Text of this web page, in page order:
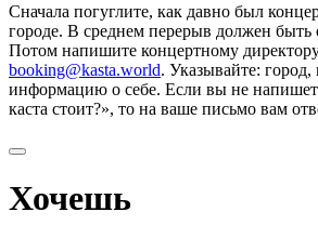
Сначала погуглите, как давно был
городе. В среднем перерыв должен быть
Потом напишите концертному
booking@kasta.world. Указывайте:
информацию о себе. Если вы не
каста стоит?», то на ваше письмо вам
Хочешь